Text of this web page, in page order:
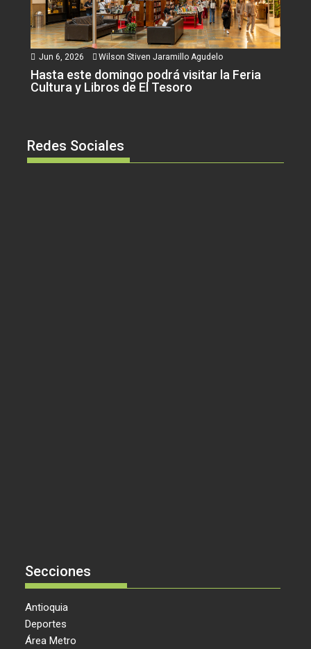
Jun 6, 2026 Wilson Stiven Jaramillo Agudelo
Hasta este domingo podrá visitar la Feria
Cultura y Libros de El Tesoro
Redes Sociales
Secciones
Antioquia
Deportes
Área Metro